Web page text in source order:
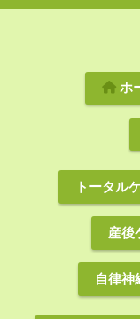
ホ
トータル
産後
自律神